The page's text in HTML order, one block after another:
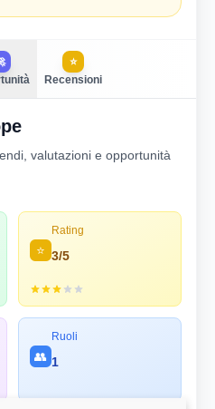
⭐
Recensioni
valutazioni e opportunità
⭐
Rating
3/5
👥
Ruoli
1